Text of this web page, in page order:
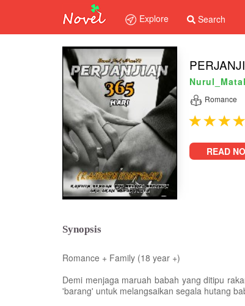
Explore Search
Romance
READ
Synopsis
Romance + Family (18 year +)
Demi menjaga maruah babah yang ditipu
'barang' untuk melangsaikan segala hutang